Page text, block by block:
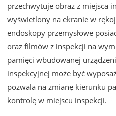
przechwytuje obraz z miejsca
wyświetlony na ekranie w
endoskopy przemysłowe
oraz filmów z inspekcji na
pamięci wbudowanej
inspekcyjnej może być
pozwala na zmianę kierunku
kontrolę w miejscu inspekcji.